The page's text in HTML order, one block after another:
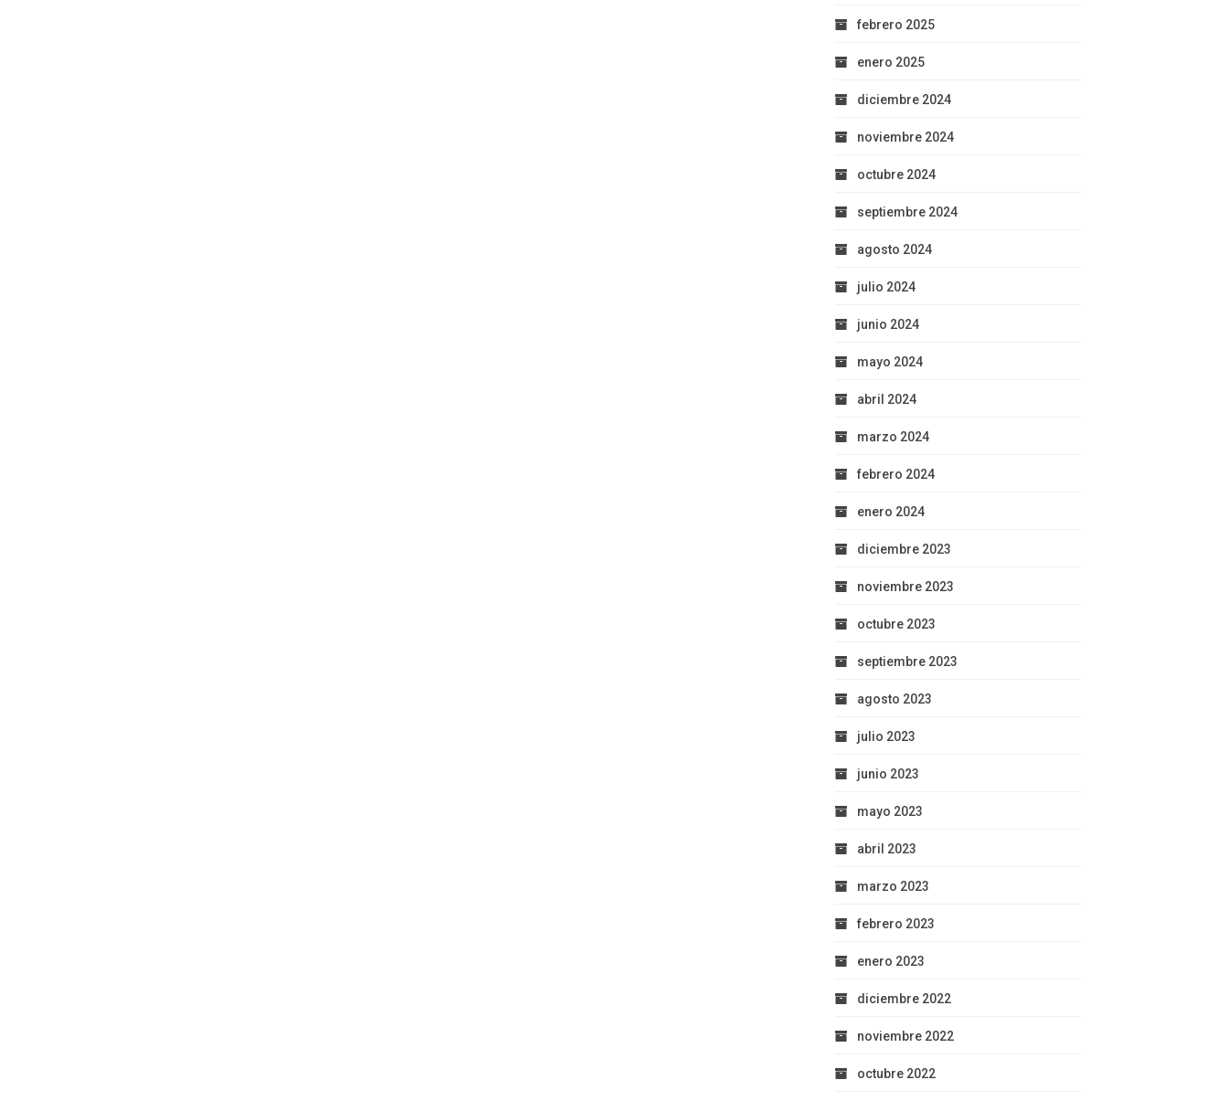
febrero 2025
enero 2025
diciembre 2024
noviembre 2024
octubre 2024
septiembre 2024
agosto 2024
julio 2024
junio 2024
mayo 2024
abril 2024
marzo 2024
febrero 2024
enero 2024
diciembre 2023
noviembre 2023
octubre 2023
septiembre 2023
agosto 2023
julio 2023
junio 2023
mayo 2023
abril 2023
marzo 2023
febrero 2023
enero 2023
diciembre 2022
noviembre 2022
octubre 2022